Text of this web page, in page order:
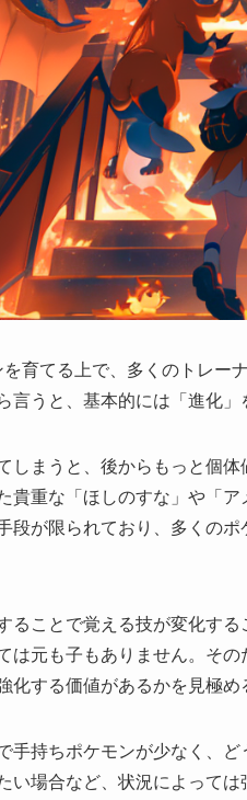
育てる上で、多くのトレー
言うと、基本的には「進化
しまうと、後からもっと個
貴重な「ほしのすな」や「
段が限られており、多くの
ることで覚える技が変化す
は元も子もありません。そ
化する価値があるかを見極め
手持ちポケモンが少なく、
い場合など、状況によって